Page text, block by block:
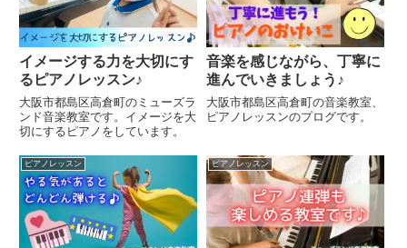
イメージする力を大切にす
るピアノレッスン♪
大阪市都島区高倉町のミューズラ
ンド音楽教室です。イメージを大
切にするピアノをしています。
音楽を感じながら、丁寧に
進んでいきましょう♪
大阪市都島区高倉町の音楽教室、
ピアノレッスンのプログです。
ピアノレッスン ピアノレッスン